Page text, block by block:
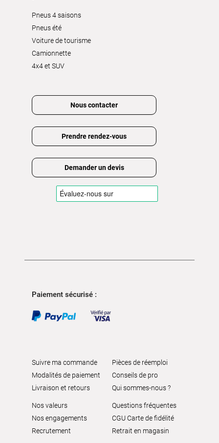
Pneus 4 saisons
Pneus été
Voiture de tourisme
Camionnette
4x4 et SUV
Nous contacter
Prendre rendez-vous
Demander un devis
Paiement sécurisé :
Suivre ma commande
Modalités de paiement
Livraison et retours
Pièces de réemploi
Conseils de pro
Qui sommes-nous ?
Nos valeurs
Nos engagements
Recrutement
Questions fréquentes
CGU Carte de fidélité
Retrait en magasin